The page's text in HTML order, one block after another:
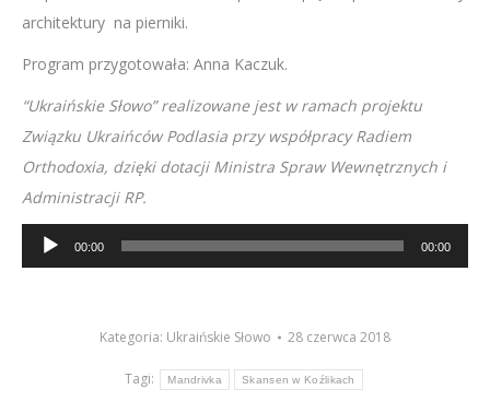
architektury na pierniki.
Program przygotowała: Anna Kaczuk.
“Ukraińskie Słowo” realizowane jest w ramach projektu
Związku Ukraińców Podlasia przy współpracy Radiem
Orthodoxia, dzięki dotacji Ministra Spraw Wewnętrznych i
Administracji RP.
Odtwarzacz
plików
00:00 00:00
Kategoria: Ukraińskie Słowo 28 czerwca 2018
Tagi: Mandrivka Skansen w Koźlikach